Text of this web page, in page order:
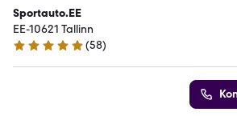
Sportauto.EE
EE-10621 Tallinn
5 Sterne
(58)